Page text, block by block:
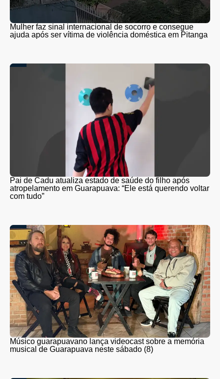
Mulher faz sinal internacional de socorro e consegue
ajuda após ser vítima de violência doméstica em Pitanga
Pai de Cadu atualiza estado de saúde do filho após
atropelamento em Guarapuava: “Ele está querendo voltar
com tudo”
Músico guarapuavano lança videocast sobre a memória
musical de Guarapuava neste sábado (8)